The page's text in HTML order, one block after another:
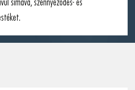
simává, szennyeződés- és